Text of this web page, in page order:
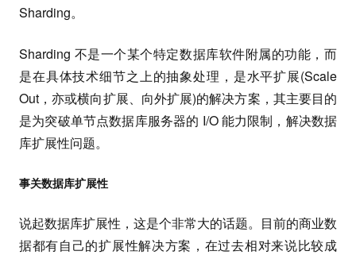
Sharding。
Sharding 不是一个某个特定数据库软件附属的功能，而
是在具体技术细节之上的抽象处理，是水平扩展(Scale
Out，亦或横向扩展、向外扩展)的解决方案，其主要目的
是为突破单节点数据库服务器的 I/O 能力限制，解决数据
库扩展性问题。
事关数据库扩展性
说起数据库扩展性，这是个非常大的话题。目前的商业数
据都有自己的扩展性解决方案，在过去相对来说比较成